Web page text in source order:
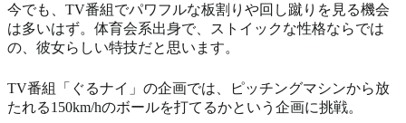
今でも、TV番組でパワフルな板割りや回し蹴りを見る機会
は多いはず。体育会系出身で、ストイックな性格ならでは
の、彼女らしい特技だと思います。
TV番組「ぐるナイ」の企画では、ピッチングマシンから放
たれる150km/hのボールを打てるかという企画に挑戦。